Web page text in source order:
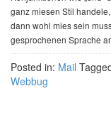
ganz miesen Stil
dann wohl mies sein
gesprochenen Sprache
Posted in: Mail
Webbug